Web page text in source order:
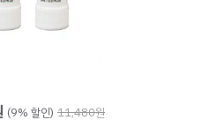
(9% 할인) 11,480원